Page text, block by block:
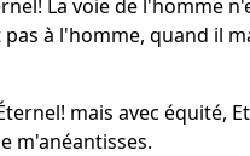
La voie de l'homme
à l'homme, quand il
mais avec équité,
m'anéantisses.